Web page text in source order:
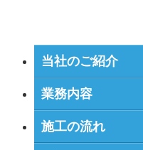
当社のご紹介
業務内容
施工の流れ